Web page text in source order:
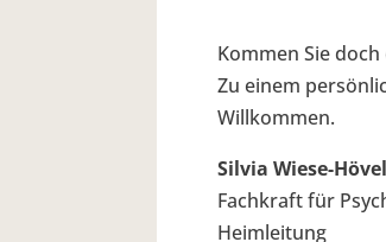
Kommen Sie
Zu einem
Willkommen.
Silvia Wiese-
Fachkraft für
Heimleitung